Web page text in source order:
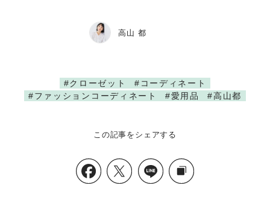
高山 都
#クローゼット
#コーディネート
#ファッションコーディネート
#愛用品 #高山都
この記事をシェアする